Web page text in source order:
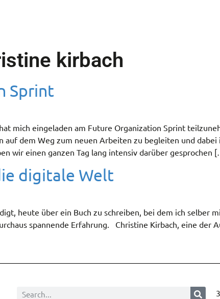
kirbach
Sprint
mich eingeladen am Future Organization Sprint
auf dem Weg zum neuen Arbeiten zu begleiten und
wir einen ganzen Tag lang intensiv darüber gesprochen
digitale Welt
heute über ein Buch zu schreiben, bei dem ich
spannende Erfahrung. Christine Kirbach, eine der